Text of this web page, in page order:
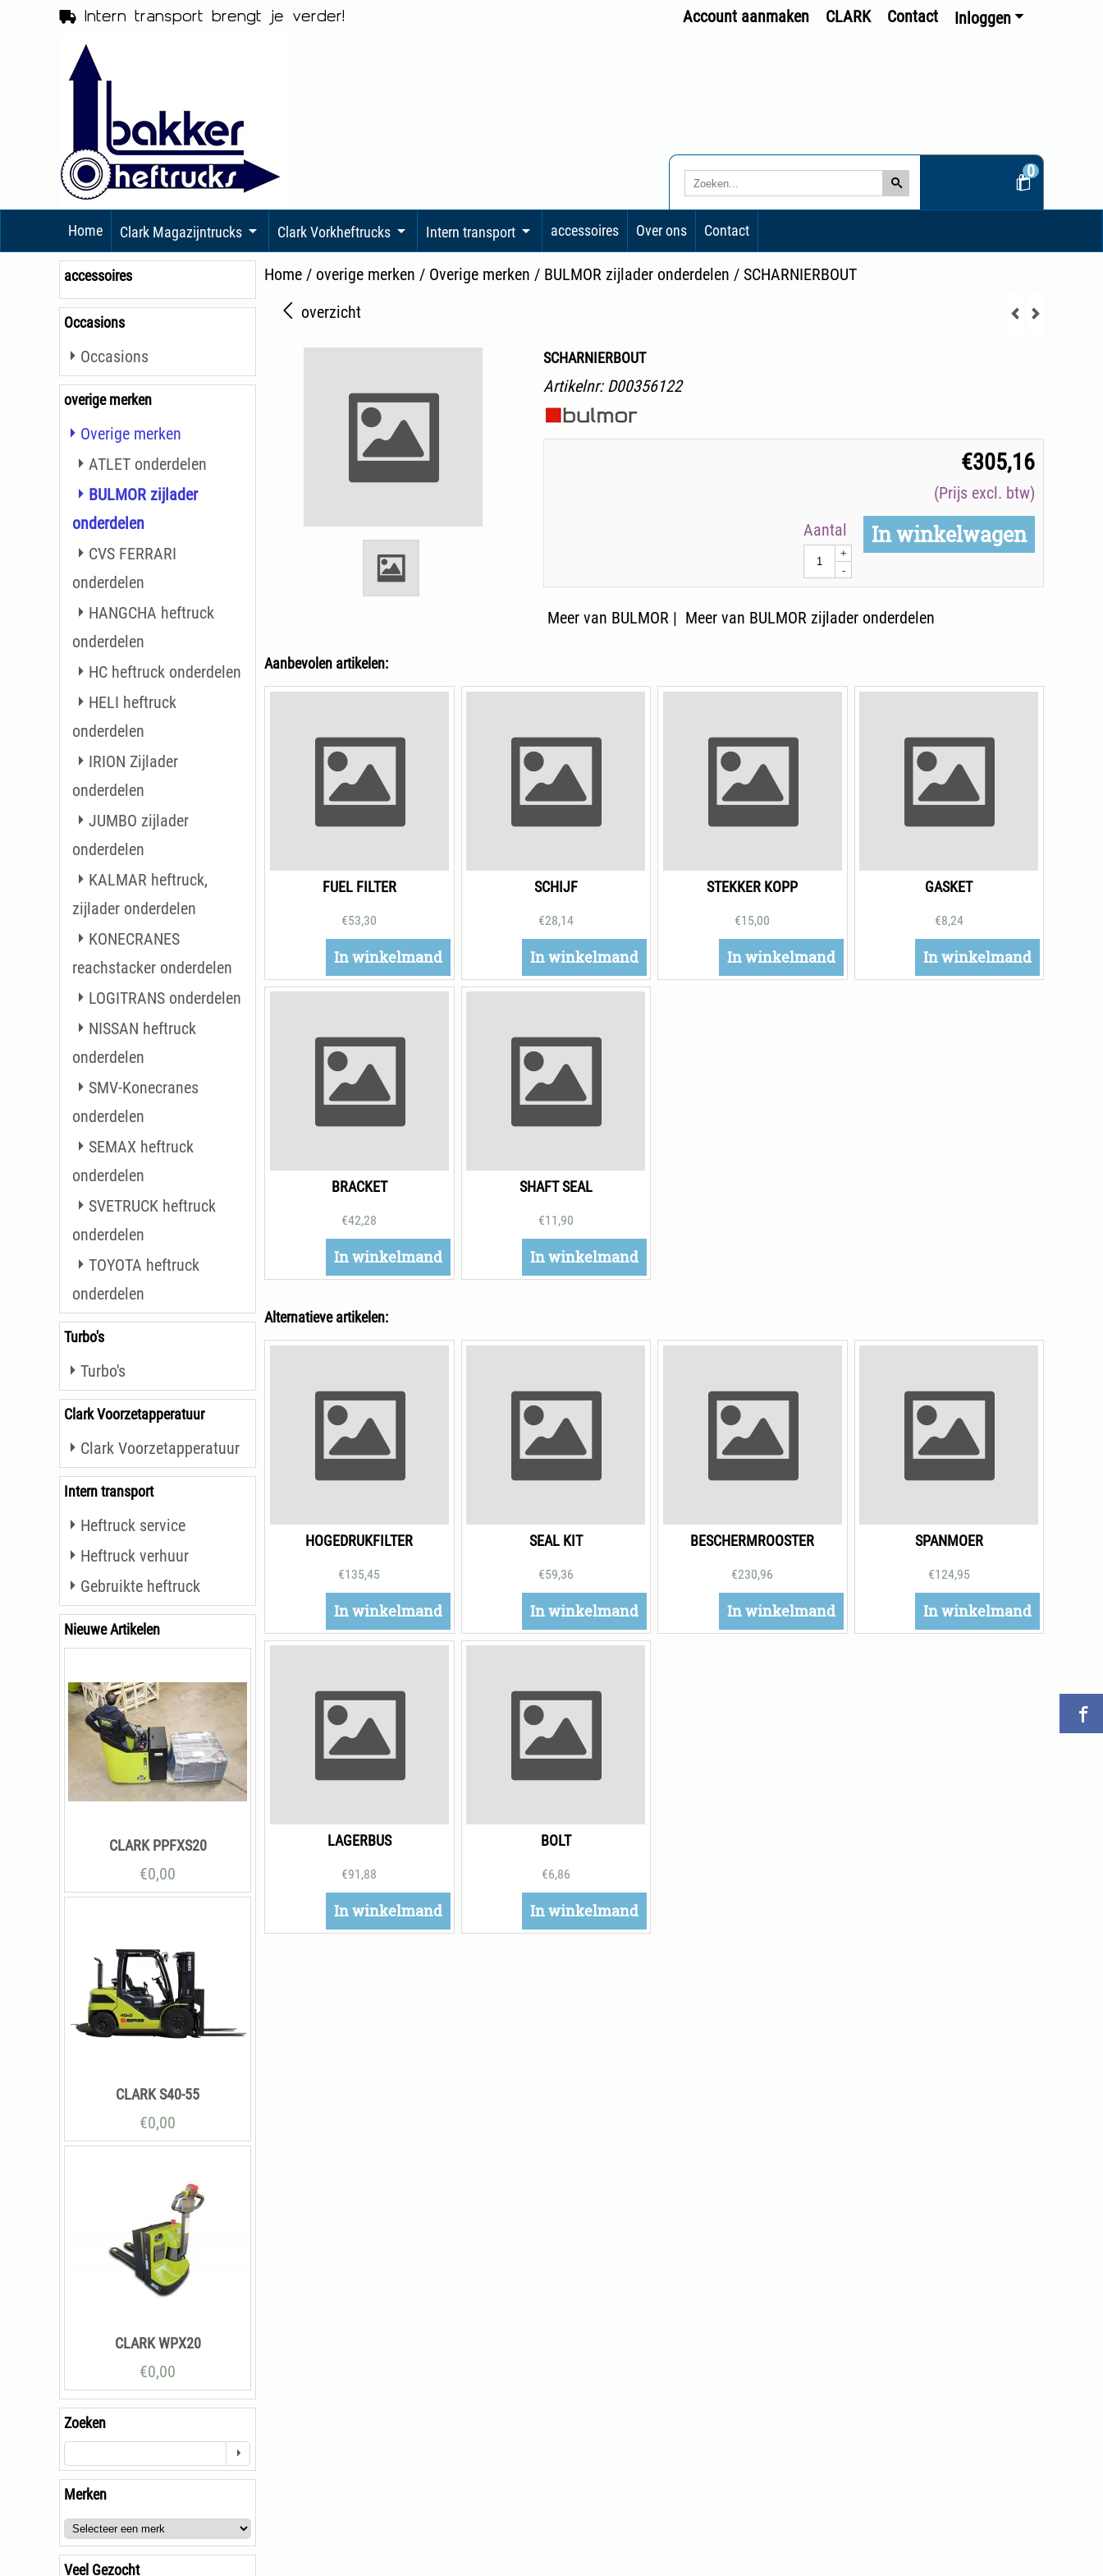
Intern transport brengt je verder! Inloggen
Account aanmaken CLARK Contact
0
Home Clark Magazijntrucks Clark Vorkheftrucks Intern transport accessoires Over ons Contact
accessoires
Occasions
Occasions
overige merken
Overige merken
ATLET onderdelen
BULMOR zijlader
onderdelen
CVS FERRARI
onderdelen
HANGCHA heftruck
onderdelen
HC heftruck onderdelen
HELI heftruck
onderdelen
IRION Zijlader
onderdelen
JUMBO zijlader
onderdelen
KALMAR heftruck,
zijlader onderdelen
KONECRANES
reachstacker onderdelen
LOGITRANS onderdelen
NISSAN heftruck
onderdelen
SMV-Konecranes
onderdelen
SEMAX heftruck
onderdelen
SVETRUCK heftruck
onderdelen
TOYOTA heftruck
onderdelen
Turbo's
Turbo's
Clark Voorzetapperatuur
Clark Voorzetapperatuur
Intern transport
Heftruck service
Heftruck verhuur
Gebruikte heftruck
Nieuwe Artikelen
CLARK PPFXS20
€0,00
CLARK S40-55
€0,00
CLARK WPX20
€0,00
Zoeken
Merken
Veel Gezocht
Home / overige merken / Overige merken / BULMOR zijlader onderdelen / SCHARNIERBOUT
overzicht
SCHARNIERBOUT
Artikelnr: D00356122
€305,16
(Prijs excl. btw)
Aantal
+
-
In winkelwagen
Meer van BULMOR | Meer van BULMOR zijlader onderdelen
Aanbevolen artikelen:
FUEL FILTER
€53,30
In winkelmand
SCHIJF
€28,14
In winkelmand
STEKKER KOPP
€15,00
In winkelmand
GASKET
€8,24
In winkelmand
BRACKET
€42,28
In winkelmand
SHAFT SEAL
€11,90
In winkelmand
Alternatieve artikelen:
HOGEDRUKFILTER
€135,45
In winkelmand
SEAL KIT
€59,36
In winkelmand
BESCHERMROOSTER
€230,96
In winkelmand
SPANMOER
€124,95
In winkelmand
LAGERBUS
€91,88
In winkelmand
BOLT
€6,86
In winkelmand